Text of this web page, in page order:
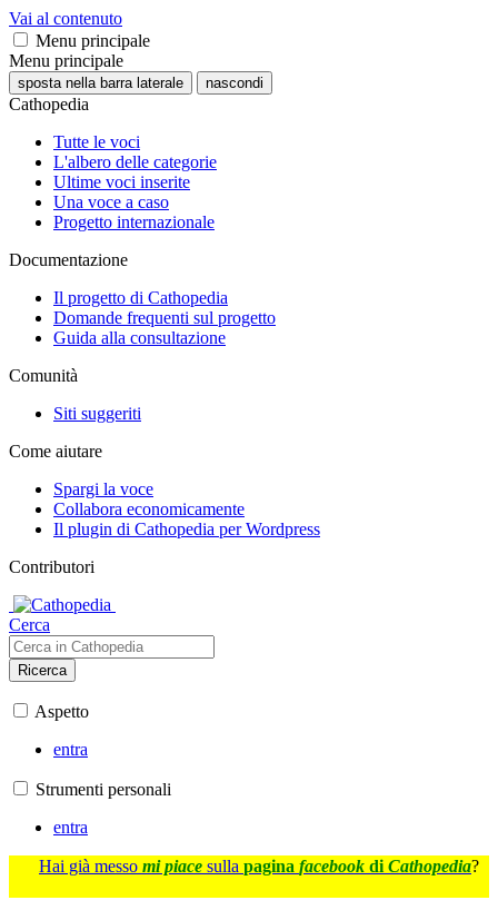
Vai al contenuto
Menu principale
Menu principale
sposta nella barra laterale nascondi
Cathopedia
Tutte le voci
L'albero delle categorie
Ultime voci inserite
Una voce a caso
Progetto internazionale
Documentazione
Il progetto di Cathopedia
Domande frequenti sul progetto
Guida alla consultazione
Comunità
Siti suggeriti
Come aiutare
Spargi la voce
Collabora economicamente
Il plugin di Cathopedia per Wordpress
Contributori
Cerca
Ricerca
Aspetto
entra
Strumenti personali
entra
Hai già messo mi piace sulla pagina facebook di Cathopedia?